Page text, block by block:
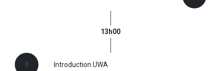
13h00
Introduction UWA